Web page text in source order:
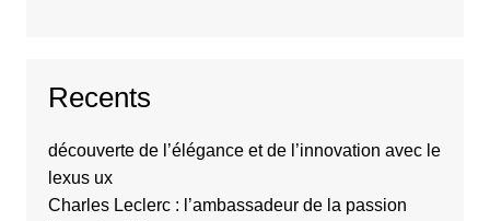
Recents
découverte de l’élégance et de l’innovation avec le
lexus ux
Charles Leclerc : l’ambassadeur de la passion